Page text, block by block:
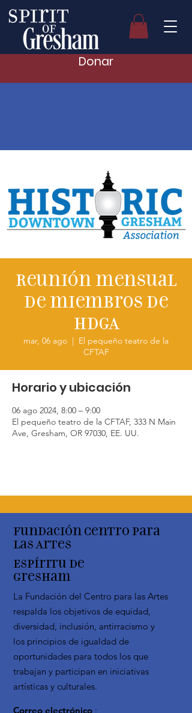
Donar
Reunión mensual
de miembros de
HDGA
mar, 06 ago
  |
El pequeño teatro de la
CFTAF
Horario y ubicación
06 ago 2024, 8:00 – 9:00
El pequeño teatro de la CFTAF, 333 N Main
Ave, Gresham, OR 97030, EE. UU.
Fundación Centro para
las Artes
Espíritu de
Gresham
La Fundación del Centro para las Artes
respalda los objetivos de equidad,
diversidad, inclusión, antirracismo y
los principios de igualdad de
oportunidades para todos los que
trabajan y participan en iniciativas
artísticas y culturales.
Correo electrónico :